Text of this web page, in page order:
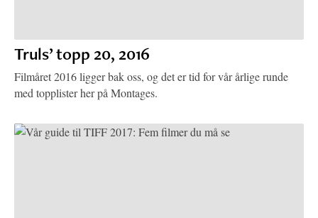
Truls’ topp 20, 2016
Filmåret 2016 ligger bak oss, og det er tid for vår årlige runde
med topplister her på Montages.